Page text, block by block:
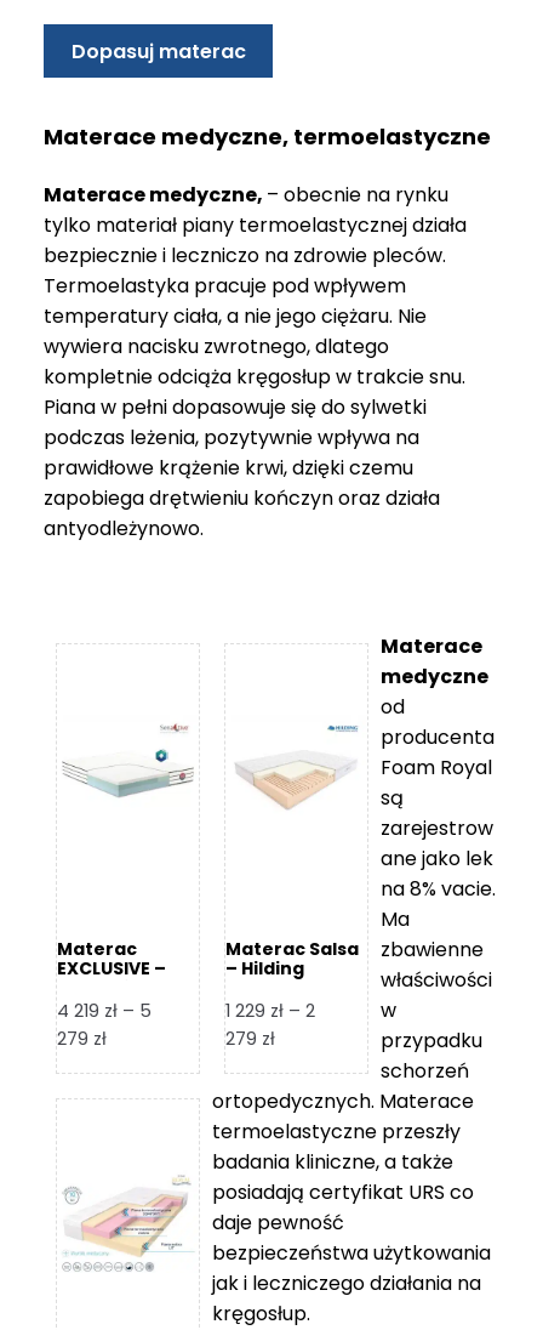
Dopasuj materac
Materace medyczne, termoelastyczne
Materace medyczne, – obecnie na rynku
tylko materiał piany termoelastycznej działa
bezpiecznie i leczniczo na zdrowie pleców.
Termoelastyka pracuje pod wpływem
temperatury ciała, a nie jego ciężaru. Nie
wywiera nacisku zwrotnego, dlatego
kompletnie odciąża kręgosłup w trakcie snu.
Piana w pełni dopasowuje się do sylwetki
podczas leżenia, pozytywnie wpływa na
prawidłowe krążenie krwi, dzięki czemu
zapobiega drętwieniu kończyn oraz działa
antyodleżynowo.
Materac
EXCLUSIVE –
4 219 zł – 5
279 złZakres
od
5
279 zł
Materac Salsa
– Hilding
1 229 zł – 2
279 złZakres
od
1
229 zł
2
279 zł
Materace
medyczne
od
producenta
Foam Royal
są
zarejestrow
ane jako lek
na 8% vacie.
Ma
zbawienne
właściwości
w
przypadku
schorzeń
ortopedycznych. Materace
termoelastyczne przeszły
badania kliniczne, a także
posiadają certyfikat URS co
daje pewność
bezpieczeństwa użytkowania
jak i leczniczego działania na
kręgosłup.